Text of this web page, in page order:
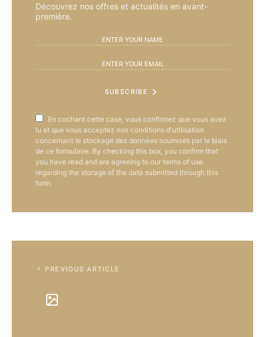
Découvrez nos offres et actualités en avant-
première.
SUBSCRIBE
En cochant cette case, vous confirmez que vous avez
lu et que vous acceptez nos conditions d'utilisation
concernant le stockage des données soumises par le biais
de ce formulaire. By checking this box, you confirm that
you have read and are agreeing to our terms of use
regarding the storage of the data submitted through this
form.
PREVIOUS ARTICLE